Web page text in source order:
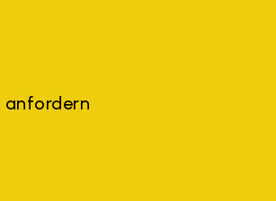
anfordern